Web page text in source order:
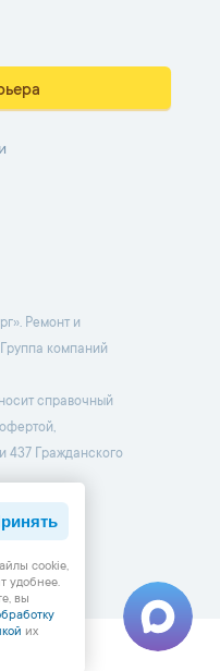
Ремонт и
компаний
справочный
437 Гражданского
cookie,
удобнее.
вы
их